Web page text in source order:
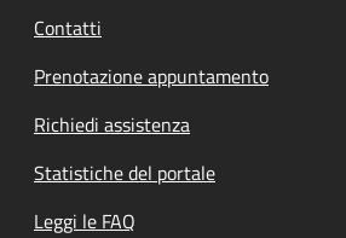
Contatti
Prenotazione appuntamento
Richiedi assistenza
Statistiche del portale
Leggi le FAQ